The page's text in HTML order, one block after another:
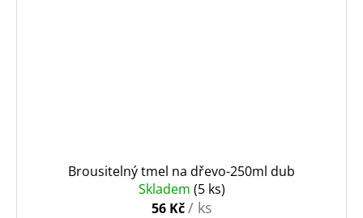
Brousitelný tmel na dřevo-250ml dub
Skladem (5 ks)
56 Kč/ ks